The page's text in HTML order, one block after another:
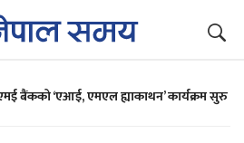
बैंकको ‘एआई, एमएल ह्याकाथन’ कार्यक्रम सुरु